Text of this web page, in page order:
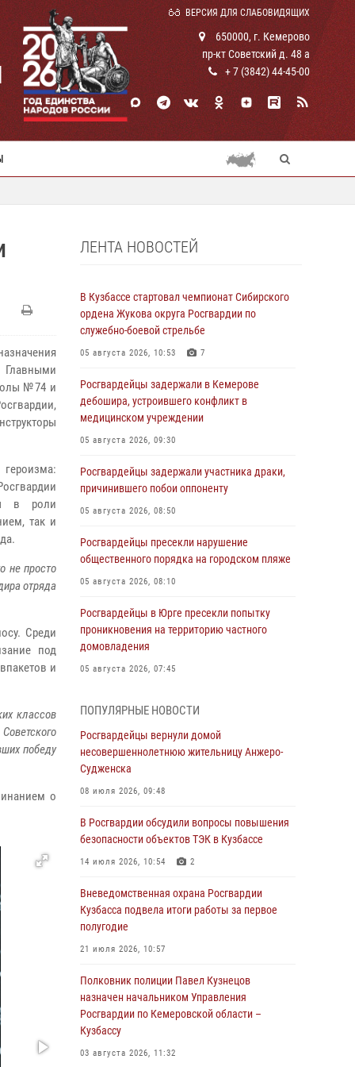
ВЕРСИЯ ДЛЯ СЛАБОВИДЯЩИХ
650000, г. Кемерово
пр-кт Советский д. 48 а
+ 7 (3842) 44-45-00
Главными
№74 и
в роли
так и
не просто
отряда
Среди
под
и
классов
победу
о
ЛЕНТА НОВОСТЕЙ
В Кузбассе стартовал чемпионат Сибирского
ордена Жукова округа Росгвардии по
служебно-боевой стрельбе
05 августа 2026, 10:53 7
Росгвардейцы задержали в Кемерове
дебошира, устроившего конфликт в
медицинском учреждении
05 августа 2026, 09:30
Росгвардейцы задержали участника драки,
причинившего побои оппоненту
05 августа 2026, 08:50
Росгвардейцы пресекли нарушение
общественного порядка на городском пляже
05 августа 2026, 08:10
Росгвардейцы в Юрге пресекли попытку
проникновения на территорию частного
домовладения
05 августа 2026, 07:45
бронзу чемпионата России по парашютно-
атлетическому многоборью
04 августа 2026, 10:48 2
Кузбассовцы высоко оценили качество
подразделениями ЛРР Росгвардии
04 августа 2026, 09:42
юных путешественников из Новокузнецка
04 августа 2026, 08:42
Росгвардейцы задержали нарушителя
кемеровской гостинице
04 августа 2026, 07:41
Кемеровские росгвардейцы пресекли
попытку хищения товара путем подмены
ПОПУЛЯРНЫЕ НОВОСТИ
Росгвардейцы вернули домой
несовершеннолетнюю жительницу Анжеро-
Судженска
08 июля 2026, 09:48
В Росгвардии обсудили вопросы повышения
безопасности объектов ТЭК в Кузбассе
14 июля 2026, 10:54 2
Вневедомственная охрана Росгвардии
Кузбасса подвела итоги работы за первое
полугодие
21 июля 2026, 10:57
Полковник полиции Павел Кузнецов
назначен начальником Управления
Росгвардии по Кемеровской области –
Кузбассу
03 августа 2026, 11:32